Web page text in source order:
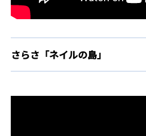
さらさ「ネイルの島」